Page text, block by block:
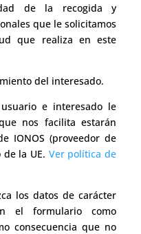
de la recogida y
que le solicitamos
que realiza en este
del interesado.
usuario e interesado le
nos facilita estarán
IONOS (proveedor de
la UE. Ver política de
los datos de carácter
el formulario como
consecuencia que no